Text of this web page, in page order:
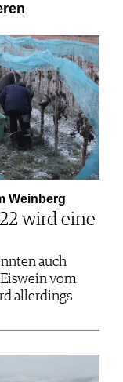
Weinberg
wird eine
auch
vom
allerdings